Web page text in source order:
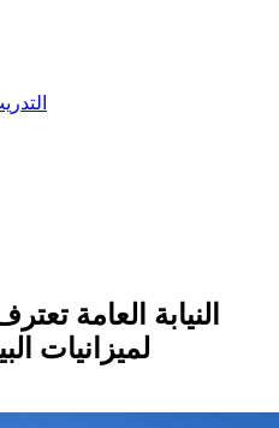
النيابة العامة
لميزانيات